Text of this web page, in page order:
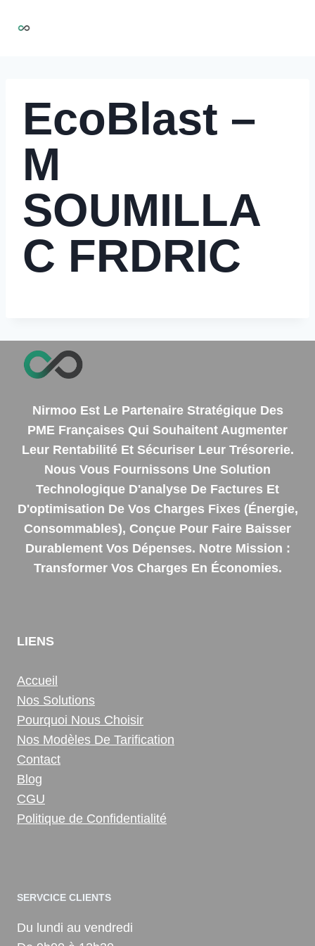
EcoBlast –
M
SOUMILLA
C FRDRIC
Nirmoo Est Le Partenaire Stratégique Des
PME Françaises Qui Souhaitent Augmenter
Leur Rentabilité Et Sécuriser Leur Trésorerie.
Nous Vous Fournissons Une Solution
Technologique D'analyse De Factures Et
D'optimisation De Vos Charges Fixes (énergie,
Consommables), Conçue Pour Faire Baisser
Durablement Vos Dépenses. Notre Mission :
Transformer Vos Charges En Économies.
LIENS
Accueil
Nos Solutions
Pourquoi Nous Choisir
Nos Modèles De Tarification
Contact
Blog
CGU
Politique de Confidentialité
SERVCICE CLIENTS
Du lundi au vendredi